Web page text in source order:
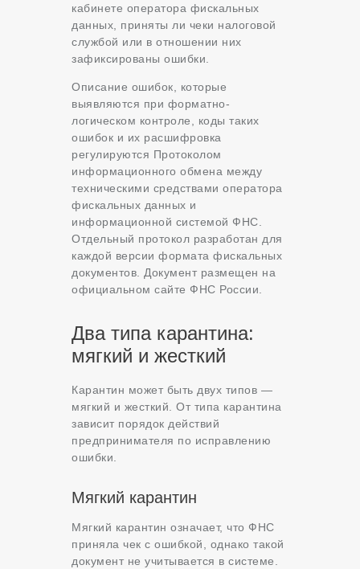
кабинете оператора фискальных
данных, приняты ли чеки налоговой
службой или в отношении них
зафиксированы ошибки.
Описание ошибок, которые
выявляются при форматно-
логическом контроле, коды таких
ошибок и их расшифровка
регулируются Протоколом
информационного обмена между
техническими средствами оператора
фискальных данных и
информационной системой ФНС.
Отдельный протокол разработан для
каждой версии формата фискальных
документов. Документ размещен на
официальном сайте ФНС России.
Два типа карантина:
мягкий и жесткий
Карантин может быть двух типов —
мягкий и жесткий. От типа карантина
зависит порядок действий
предпринимателя по исправлению
ошибки.
Мягкий карантин
Мягкий карантин означает, что ФНС
приняла чек с ошибкой, однако такой
документ не учитывается в системе.